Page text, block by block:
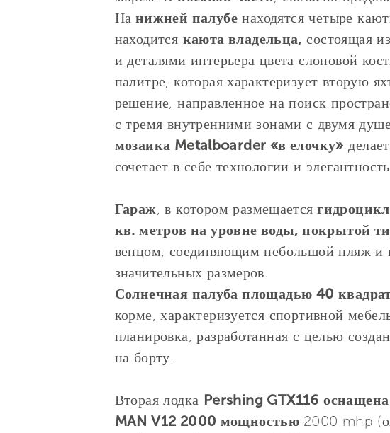
На нижней палубенаходятся четыре
находится каюта владельца, состоящая
и деталями интерьера цвета слоновой
палитре, которая характеризует вторую
решение, направленное на поиск
с тремя внутренними зонами с двумя
мозаика Metalboarder «в елочку»
сочетает в себе технологии и
Гараж, в котором размещается
кв. метров на уровне воды, покрытой
венцом, соединяющим небольшой пляж и
значительных размеров.
Солнечная палуба площадью 40
корме, характеризуется спортивной
планировка, разработанная с целью
на борту.
Вторая лодка Pershing GTX116
MAN V12 2000 мощностью 2000 mhp